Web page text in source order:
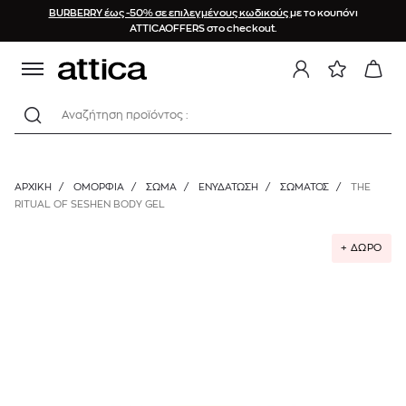
BURBERRY έως -50% σε επιλεγμένους κωδικούςμε το κουπόνι
ATTICAOFFERS στο checkout.
Αναζήτηση προϊόντος :
ΑΡΧΙΚΉ / ΟΜΟΡΦΙΑ / ΣΩΜΑ / ΕΝΥΔΆΤΩΣΗ / ΣΏΜΑΤΟΣ /
THE
RITUAL OF SESHEN BODY GEL
+ ΔΩΡΟ